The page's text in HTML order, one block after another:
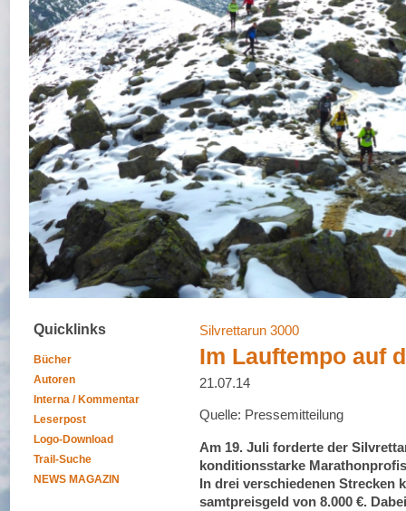
Quicklinks
Bücher
Autoren
Interna / Kommentar
Leserpost
Logo-Download
Trail-Suche
NEWS MAGAZIN
Silvrettarun 3000
Im Lauftempo auf
21.07.14
Quelle: Pressemitteilung
Am 19. Juli forderte der
konditionsstarke
In drei verschiedenen Strecken
samtpreisgeld von 8.000 €.